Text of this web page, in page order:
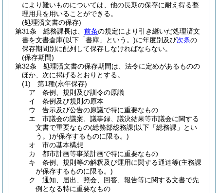
により難いものについては、他の長期の保存に耐え得る整
理用具を用いることができる。
(処理済文書の保存)
第31条
総務課長は、 前条の規定により引き継いだ処理済文
書を文書倉庫(以下「書庫」という。)に年度別及び次条の
保存期間別に配列して保存しなければならない。
(保存期間)
第32条
処理済文書の保存期間は、法令に定めがあるものの
ほか、次に掲げるとおりとする。
(1)
第1種(永年保存)
ア
条例、規則及び訓令の原議
イ
条例及び規則の原本
ウ
告示及び公告の原議で特に重要なもの
エ
市議会の議案、議事録、議決結果等市議会に関する
文書で重要なもの(総務部総務課(以下「総務課」とい
う。)が保存するものに限る。)
オ
市の基本構想
カ
都市計画等事業計画で特に重要なもの
キ
条例、規則等の解釈及び運用に関する通達等(主務課
が保存するものに限る。)
ク
通知、届出、照会、回答、報告等に関する文書で先
例となる特に重要なもの